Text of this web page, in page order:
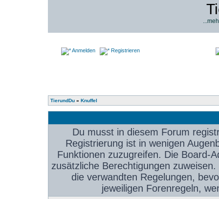
Anmelden Registrieren
TierundDu » Knuffel
Du musst in diesem Forum
Registrierung ist in wenigen
Funktionen zuzugreifen. Die Board-
zusätzliche Berechtigungen
die verwandten Regelungen,
jeweiligen Forenregeln,